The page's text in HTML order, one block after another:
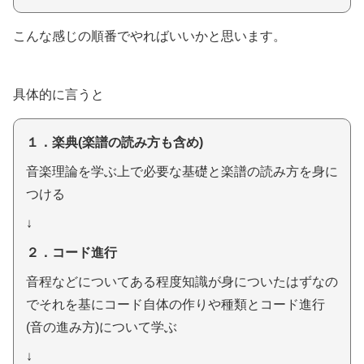
こんな感じの順番でやればいいかと思います。
具体的に言うと
１．楽典(楽譜の読み方も含め)
音楽理論を学ぶ上で必要な基礎と楽譜の読み方を身に
つける
↓
２．コード進行
音程などについてある程度知識が身についたはずなの
でそれを基にコード自体の作りや種類とコード進行
(音の進み方)について学ぶ
↓